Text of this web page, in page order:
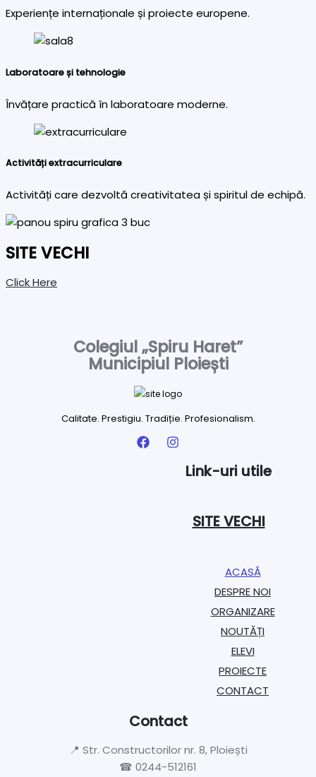
Experiențe internaționale și proiecte europene.
Laboratoare și tehnologie
Învățare practică în laboratoare moderne.
Activități extracurriculare
Activități care dezvoltă creativitatea și spiritul de echipă.
SITE VECHI
Click Here
Colegiul „Spiru Haret”
Municipiul Ploiești
Calitate. Prestigiu. Tradiție. Profesionalism.
Link-uri utile
SITE VECHI
ACASĂ
DESPRE NOI
ORGANIZARE​
NOUTĂȚI
ELEVI
PROIECTE​
CONTACT
Contact
📍 Str. Constructorilor nr. 8, Ploiești
☎ 0244-512161